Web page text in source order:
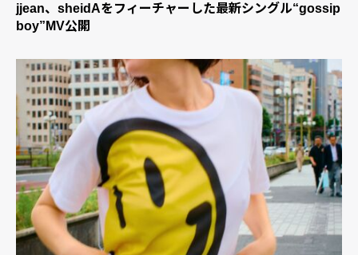
jjean、sheidAをフィーチャーした最新シングル“gossip
boy”MV公開